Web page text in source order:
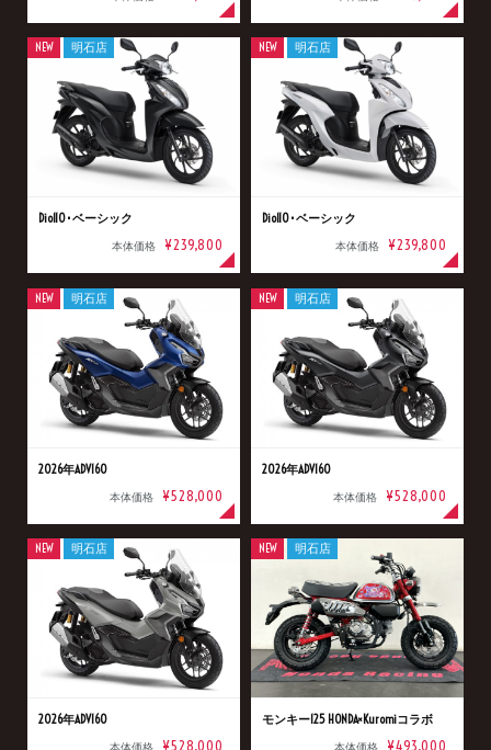
Dio110･ベーシック
本体価格 ¥239,800
NEW 明石店
Dio110･ベーシック
本体価格 ¥239,800
NEW 明石店
2026年ADV160
本体価格 ¥528,000
NEW 明石店
2026年ADV160
本体価格 ¥528,000
NEW 明石店
2026年ADV160
¥528,000
NEW 明石店
モンキー125 HONDA×Kuromiコラボ
¥493,000
NEW 明石店